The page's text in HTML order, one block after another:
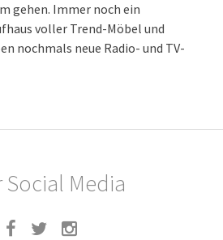
gehen. Immer noch ein
voller Trend-Möbel und
nochmals neue Radio- und TV-
Social Media